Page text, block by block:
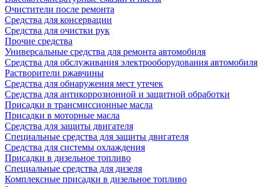
Очистители после ремонта
Средства для консервации
Средства для очистки рук
Прочие средства
Универсальные средства для ремонта автомобиля
Средства для обслуживания электрооборудования автомобиля
Растворители ржавчины
Средства для обнаружения мест утечек
Средства для антикоррозионной и защитной обработки
Присадки в трансмиссионные масла
Присадки в моторные масла
Средства для защиты двигателя
Специальныe средства для защиты двигателя
Средства для системы охлаждения
Присадки в дизельное топливо
Спeциальные средства для дизеля
Комплексные присадки в дизельное топливо